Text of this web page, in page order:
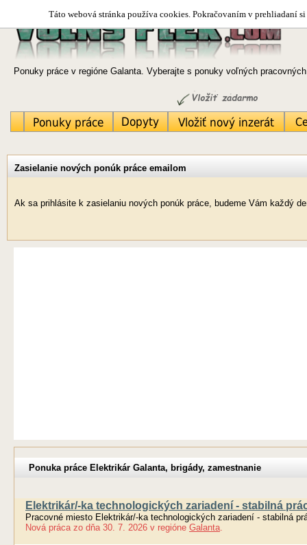
Táto webová stránka používa cookies. Pokračovaním v prehliadaní
Ponuky práce v regióne Galanta. Vyberajte s ponuky voľných
Zasielanie nových ponúk práce emailom
Ak sa prihlásite k zasielaniu nových ponúk práce, budeme Vám každý
Ponuka práce Elektrikár Galanta, brigády, zamestnanie
Elektrikár/-ka technologických zariadení - stabilná
Pracovné miesto Elektrikár/-ka technologických zariadení - stabilná
Nová práca zo dňa 30. 7. 2026 v regióne Galanta.